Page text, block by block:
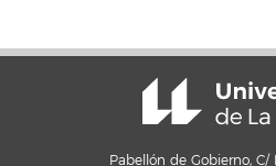
Pabellón de Gobierno, C/